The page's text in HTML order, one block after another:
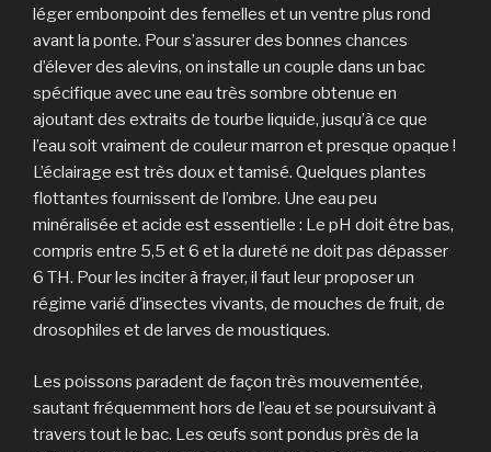
léger embonpoint des femelles et un ventre plus rond
avant la ponte. Pour s’assurer des bonnes chances
d’élever des alevins, on installe un couple dans un bac
spécifique avec une eau très sombre obtenue en
ajoutant des extraits de tourbe liquide, jusqu’à ce que
l’eau soit vraiment de couleur marron et presque opaque !
L’éclairage est très doux et tamisé. Quelques plantes
flottantes fournissent de l’ombre. Une eau peu
minéralisée et acide est essentielle : Le pH doit être bas,
compris entre 5,5 et 6 et la dureté ne doit pas dépasser
6 TH. Pour les inciter à frayer, il faut leur proposer un
régime varié d’insectes vivants, de mouches de fruit, de
drosophiles et de larves de moustiques.
Les poissons paradent de façon très mouvementée,
sautant fréquemment hors de l’eau et se poursuivant à
travers tout le bac. Les œufs sont pondus près de la